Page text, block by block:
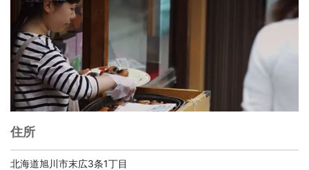
住所
北海道旭川市末広3条1丁目